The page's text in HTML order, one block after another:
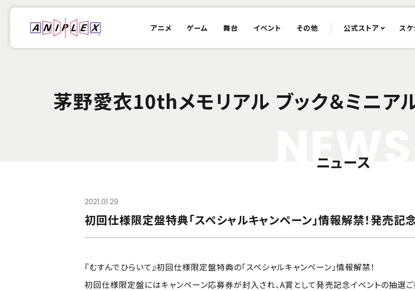
アニメ ゲーム 舞台 イベント その他 公式ストア ス
茅野愛衣10thメモリアル ブック＆ミニアル
EW
ニュース
2021.01.29
初回仕様限定盤特典「スペシャルキャンペーン」情報解禁！発売記
『むすんでひらいて』初回仕様限定盤特典の「スペシャルキャンペーン」情報解禁！
初回仕様限定盤にはキャンペーン応募券が封入され、A賞として発売記念イベントの抽選